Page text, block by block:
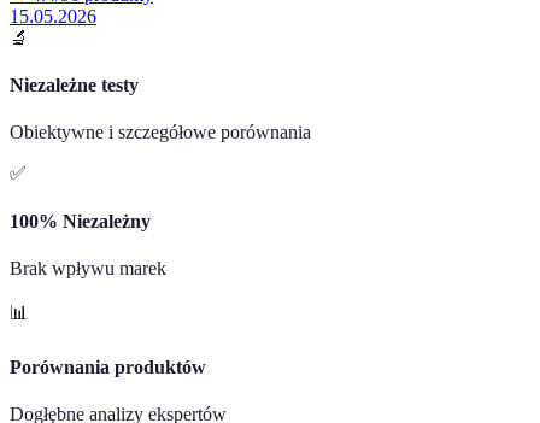
15.05.2026
🔬
Niezależne testy
Obiektywne i szczegółowe porównania
✅
100% Niezależny
Brak wpływu marek
📊
Porównania produktów
Dogłębne analizy ekspertów